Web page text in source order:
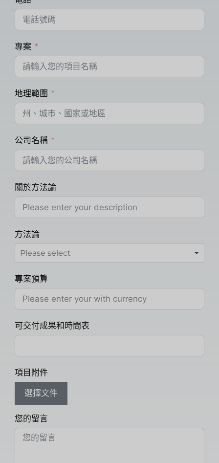
專案
地理範圍
公司名稱
關於方法論
方法論
專案預算
可交付成果和時間表
項目附件
選擇文件
您的留言